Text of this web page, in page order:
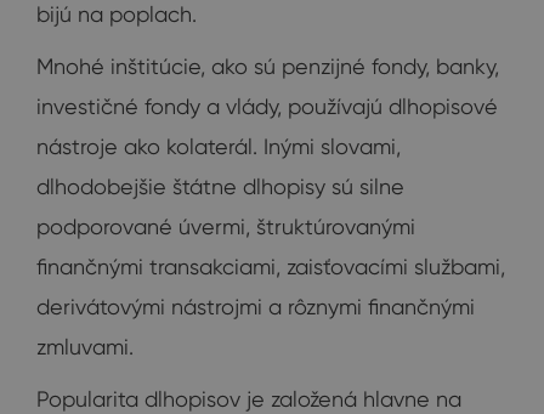
bijú na poplach.
Mnohé inštitúcie, ako sú penzijné fondy, banky,
investičné fondy a vlády, používajú dlhopisové
nástroje ako kolaterál. Inými slovami,
dlhodobejšie štátne dlhopisy sú silne
podporované úvermi, štruktúrovanými
finančnými transakciami, zaisťovacími službami,
derivátovými nástrojmi a rôznymi finančnými
zmluvami.
Popularita dlhopisov je založená hlavne na